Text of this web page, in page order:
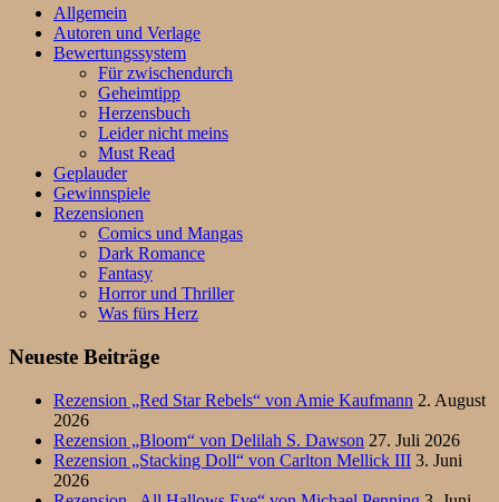
Allgemein
Autoren und Verlage
Bewertungssystem
Für zwischendurch
Geheimtipp
Herzensbuch
Leider nicht meins
Must Read
Geplauder
Gewinnspiele
Rezensionen
Comics und Mangas
Dark Romance
Fantasy
Horror und Thriller
Was fürs Herz
Neueste Beiträge
Rezension „Red Star Rebels“ von Amie Kaufmann 2. August
2026
Rezension „Bloom“ von Delilah S. Dawson 27. Juli 2026
Rezension „Stacking Doll“ von Carlton Mellick III 3. Juni
2026